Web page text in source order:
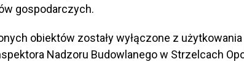
gospodarczych.
obiektów zostały wyłączone z
Nadzoru Budowlanego w Strzelcach